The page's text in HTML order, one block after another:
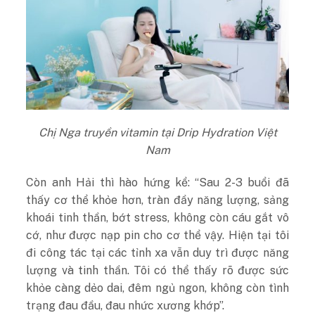
Chị Nga truyền vitamin tại Drip Hydration Việt
Nam
Còn anh Hải thì hào hứng kể: “Sau 2-3 buổi đã
thấy cơ thể khỏe hơn, tràn đầy năng lượng, sảng
khoái tinh thần, bớt stress, không còn cáu gắt vô
cớ, như được nạp pin cho cơ thể vậy. Hiện tại tôi
đi công tác tại các tỉnh xa vẫn duy trì được năng
lượng và tinh thần. Tôi có thể thấy rõ được sức
khỏe càng dẻo dai, đêm ngủ ngon, không còn tình
trạng đau đầu, đau nhức xương khớp”.